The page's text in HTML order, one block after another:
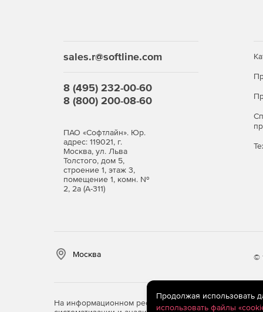
sales.r@softline.com
8 (495) 232-00-60
8 (800) 200-08-60
ПАО «Софтлайн». Юр.
адрес: 119021, г.
Москва, ул. Льва
Толстого, дом 5,
строение 1, этаж 3,
помещение 1, комн. №
2, 2а (А-311)
Москва ©
На информационном ресурсе store.softline.ru
Продолжая использовать
использовать файлы